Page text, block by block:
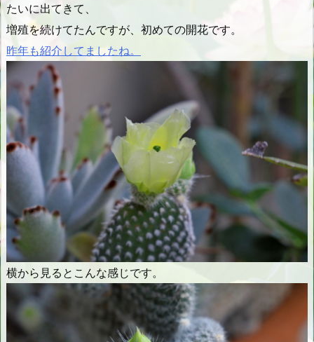
たいに出てきて、
増殖を続けてたんですが、初めての開花です。
昨年も紹介してましたね。
横から見るとこんな感じです。